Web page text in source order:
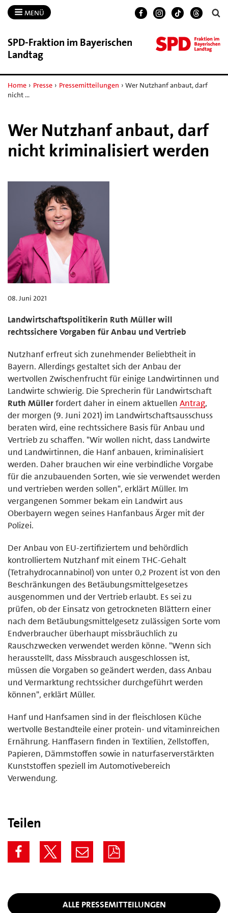
MENÜ
SPD-​Fraktion im Bayerischen
Landtag
Home › Presse › Pressemitteilungen › Wer Nutzhanf anbaut, darf
nicht …
Wer Nutzhanf anbaut, darf
nicht kriminalisiert werden
08. Juni 2021
Landwirtschaftspolitikerin Ruth Müller will
rechtssichere Vorgaben für Anbau und Vertrieb
Nutzhanf erfreut sich zunehmender Beliebtheit in
Bayern. Allerdings gestaltet sich der Anbau der
wertvollen Zwischenfrucht für einige Landwirtinnen und
Landwirte schwierig. Die Sprecherin für Landwirtschaft
Ruth Müllerfordert daher in einem aktuellen Antrag,
der morgen (9. Juni 2021) im Landwirtschaftsausschuss
beraten wird, eine rechtssichere Basis für Anbau und
Vertrieb zu schaffen. "Wir wollen nicht, dass Landwirte
und Landwirtinnen, die Hanf anbauen, kriminalisiert
werden. Daher brauchen wir eine verbindliche Vorgabe
für die anzubauenden Sorten, wie sie verwendet werden
und vertrieben werden sollen", erklärt Müller. Im
vergangenen Sommer bekam ein Landwirt aus
Oberbayern wegen seines Hanfanbaus Ärger mit der
Polizei.
Der Anbau von EU-zertifiziertem und behördlich
kontrolliertem Nutzhanf mit einem THC-Gehalt
(Tetrahydrocannabinol) von unter 0,2 Prozent ist von den
Beschränkungen des Betäubungsmittelgesetzes
ausgenommen und der Vertrieb erlaubt. Es sei zu
prüfen, ob der Einsatz von getrockneten Blättern einer
nach dem Betäubungsmittelgesetz zulässigen Sorte vom
Endverbraucher überhaupt missbräuchlich zu
Rauschzwecken verwendet werden könne. "Wenn sich
herausstellt, dass Missbrauch ausgeschlossen ist,
müssen die Vorgaben so geändert werden, dass Anbau
und Vermarktung rechtssicher durchgeführt werden
können", erklärt Müller.
Hanf und Hanfsamen sind in der fleischlosen Küche
wertvolle Bestandteile einer protein- und vitaminreichen
Ernährung. Hanffasern finden in Textilien, Zellstoffen,
Papieren, Dämmstoffen sowie in naturfaserverstärkten
Kunststoffen speziell im Automotivebereich
Verwendung.
Teilen
ALLE PRESSEMITTEILUNGEN